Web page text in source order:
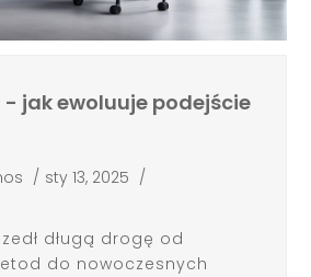
- jak ewoluuje podejście
/ sty 13, 2025 /
długą drogę od
do nowoczesnych